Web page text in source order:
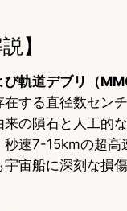
】
軌道デブリ（
在する直径数セン
来の隕石と人工的
秒速7-15kmの超高
宙船に深刻な損